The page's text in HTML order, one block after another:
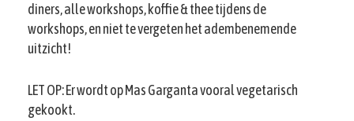
diners, alle workshops, koffie & thee tijdens de
workshops, en niet te vergeten het adembenemende
uitzicht!
LET OP: Er wordt op Mas Garganta vooral vegetarisch
gekookt.